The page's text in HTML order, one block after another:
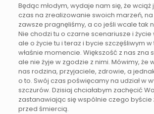
Będąc młodym, wydaje nam się, że
czas na zrealizowanie swoich marzeń,
zawsze pragnęliśmy, a co jeśli wcale tak
Nie chodzi tu o czarne scenariusze i życie
ale o życie tu i teraz i bycie szczęśliwym
właśnie momencie. Większość z nas zna
ale nie żyje w zgodzie z nimi. Mówimy, że
nas rodzina, przyjaciele, zdrowie, a
o to. Swój czas poświęcamy na udział w
szczurów. Dzisiaj chciałabym zachęcić
zastanawiając się wspólnie czego byście
przed śmiercią.